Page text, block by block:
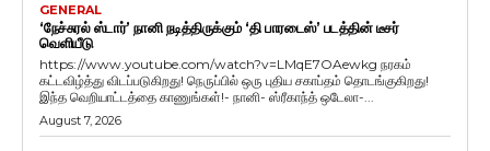
GENERAL
‘நேச்சுரல் ஸ்டார்’ நானி நடித்திருக்கும் ‘தி பாரடைஸ்’ படத்தின் டீசர்
வெளியீடு
https://www.youtube.com/watch?v=LMqE7OAewkg நரகம்
கட்டவிழ்த்து விடப்படுகிறது! நெருப்பில் ஒரு புதிய சகாப்தம் தொடங்குகிறது!
இந்த வெறியாட்டத்தை காணுங்கள்!- நானி- ஸ்ரீகாந்த் ஒடேலா-...
August 7, 2026